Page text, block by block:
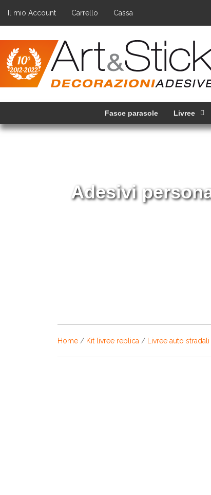
Il mio Account Carrello Cassa
Fasce parasole Livree
unica la tua auto
Home / Kit livree replica / Livree auto stradali